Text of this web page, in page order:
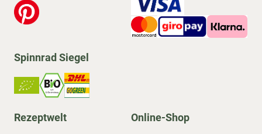
Spinnrad Siegel
Rezeptwelt Online-Shop